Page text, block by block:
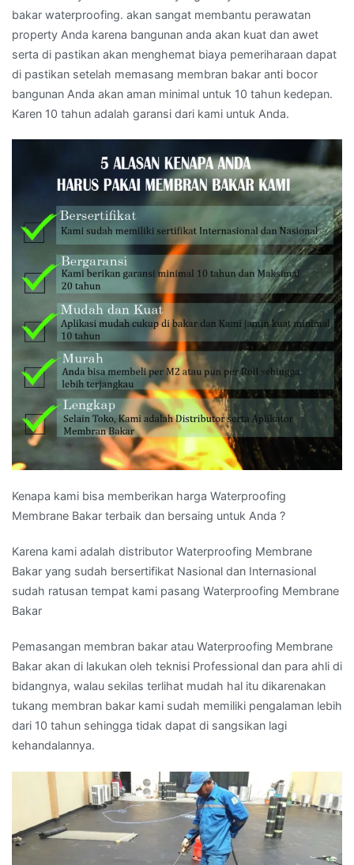
bakar waterproofing. akan sangat membantu perawatan
property Anda karena bangunan anda akan kuat dan awet
serta di pastikan akan menghemat biaya pemeriharaan dapat
di pastikan setelah memasang membran bakar anti bocor
bangunan Anda akan aman minimal untuk 10 tahun kedepan.
Karen 10 tahun adalah garansi dari kami untuk Anda.
Kenapa kami bisa memberikan harga Waterproofing
Membrane Bakar terbaik dan bersaing untuk Anda ?
Karena kami adalah distributor Waterproofing Membrane
Bakar yang sudah bersertifikat Nasional dan Internasional
sudah ratusan tempat kami pasang Waterproofing Membrane
Bakar
Pemasangan membran bakar atau Waterproofing Membrane
Bakar akan di lakukan oleh teknisi Professional dan para ahli di
bidangnya, walau sekilas terlihat mudah hal itu dikarenakan
tukang membran bakar kami sudah memiliki pengalaman lebih
dari 10 tahun sehingga tidak dapat di sangsikan lagi
kehandalannya.